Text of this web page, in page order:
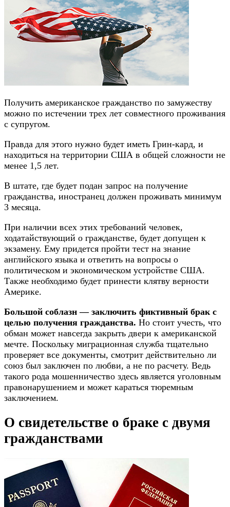
Получить американское гражданство по замужеству
можно по истечении трех лет совместного проживания
с супругом.
Правда для этого нужно будет иметь Грин-кард, и
находиться на территории США в общей сложности не
менее 1,5 лет.
В штате, где будет подан запрос на получение
гражданства, иностранец должен проживать минимум
3 месяца.
При наличии всех этих требований человек,
ходатайствующий о гражданстве, будет допущен к
экзамену. Ему придется пройти тест на знание
английского языка и ответить на вопросы о
политическом и экономическом устройстве США.
Также необходимо будет принести клятву верности
Америке.
Большой соблазн — заключить фиктивный брак с
целью получения гражданства. Но стоит учесть, что
обман может навсегда закрыть двери к американской
мечте. Поскольку миграционная служба тщательно
проверяет все документы, смотрит действительно ли
союз был заключен по любви, а не по расчету. Ведь
такого рода мошенничество здесь является уголовным
правонарушением и может караться тюремным
заключением.
О свидетельстве о браке с двумя
гражданствами